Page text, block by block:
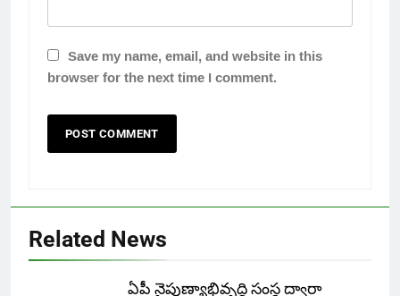
Save my name, email, and website in this
browser for the next time I comment.
Related News
ఏపీ నైపుణ్యాభివృద్ధి సంస్థ ద్వారా